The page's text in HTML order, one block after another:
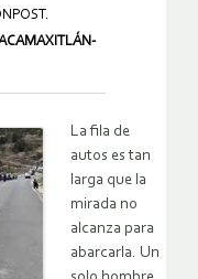
La fila de
autos es tan
larga que la
mirada no
alcanza para
abarcarla. Un